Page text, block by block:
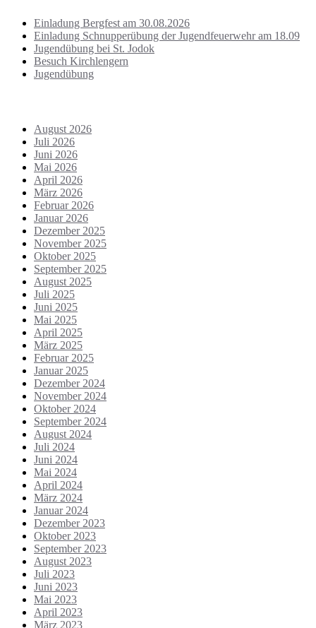
Einladung Bergfest am 30.08.2026
Einladung Schnupperübung der Jugendfeuerwehr am 18.09
Jugendübung bei St. Jodok
Besuch Kirchlengern
Jugendübung
August 2026
Juli 2026
Juni 2026
Mai 2026
April 2026
März 2026
Februar 2026
Januar 2026
Dezember 2025
November 2025
Oktober 2025
September 2025
August 2025
Juli 2025
Juni 2025
Mai 2025
April 2025
März 2025
Februar 2025
Januar 2025
Dezember 2024
November 2024
Oktober 2024
September 2024
August 2024
Juli 2024
Juni 2024
Mai 2024
April 2024
März 2024
Januar 2024
Dezember 2023
Oktober 2023
September 2023
August 2023
Juli 2023
Juni 2023
Mai 2023
April 2023
März 2023